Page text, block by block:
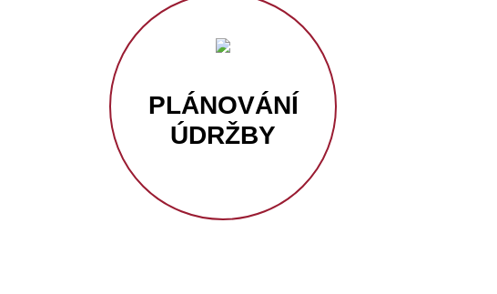
PLÁNOVÁNÍ
ÚDRŽBY